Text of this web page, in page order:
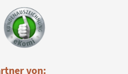
von: